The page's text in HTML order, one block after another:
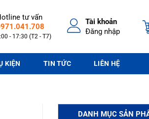
tư vấn
- 17:30 (T2 - T7)
Tài khoản
Đăng nhập
KIỆN TIN TỨC LIÊN HỆ
DANH MỤC SẢN